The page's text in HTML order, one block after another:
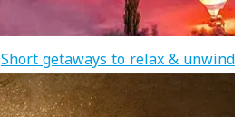
Short getaways to relax & unwind